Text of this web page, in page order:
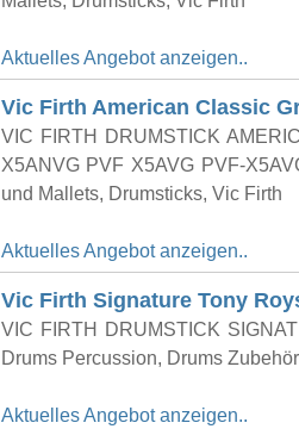
Aktuelles Angebot anzeigen..
Vic Firth American Classic
VIC FIRTH DRUMSTICK
X5ANVG PVF X5AVG PVF-
und Mallets, Drumsticks, Vic Firth
Aktuelles Angebot anzeigen..
Vic Firth Signature Tony
VIC FIRTH DRUMSTICK
Drums Percussion, Drums
Aktuelles Angebot anzeigen..